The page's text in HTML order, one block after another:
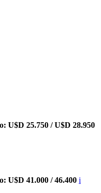
U$D 25.750 / U$D 28.950
U$D 41.000 / 46.400 i